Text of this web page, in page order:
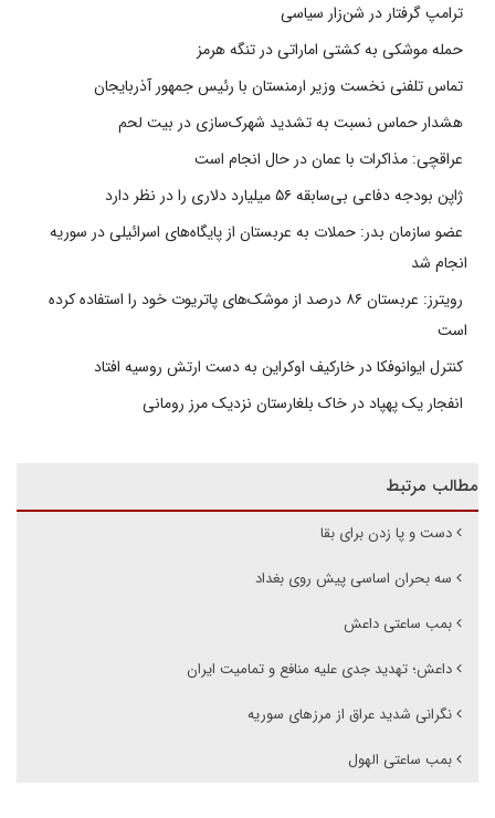
ترامپ گرفتار در شن‌زار سیاسی
حمله موشکی به کشتی اماراتی در تنگه هرمز
تماس تلفنی نخست وزیر ارمنستان با رئیس جمهور آذربایجان
هشدار حماس نسبت به تشدید شهرک‌سازی در بیت‌ لحم
عراقچی: مذاکرات با عمان در حال انجام است
ژاپن بودجه دفاعی بی‌سابقه ۵۶ میلیارد دلاری را در نظر دارد
عضو سازمان بدر: حملات به عربستان از پایگاه‌های اسرائیلی در سوریه
انجام شد
رویترز: عربستان ۸۶ درصد از موشک‌های پاتریوت خود را استفاده کرده
است
کنترل ایوانوفکا در خارکیف اوکراین به دست ارتش روسیه افتاد
انفجار یک پهپاد در خاک بلغارستان نزدیک مرز رومانی
مطالب مرتبط
دست و پا زدن برای بقا
سه بحران اساسی پیش روی بغداد
بمب ساعتی داعش
داعش؛ تهدید جدی علیه منافع و تمامیت ایران
نگرانی شدید عراق از مرزهای سوریه
بمب ساعتی الهول